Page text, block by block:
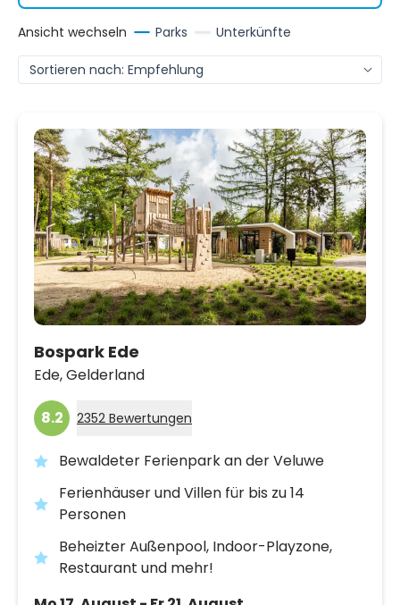
Ansicht wechseln Parks Unterkünfte
Bospark Ede
Ede,Gelderland
8.2 2352 Bewertungen
Bewaldeter Ferienpark an der Veluwe
Ferienhäuser und Villen für bis zu 14
Personen
Beheizter Außenpool, Indoor-Playzone,
Restaurant und mehr!